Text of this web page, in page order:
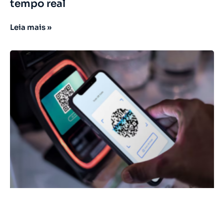
tempo real
Leia mais »